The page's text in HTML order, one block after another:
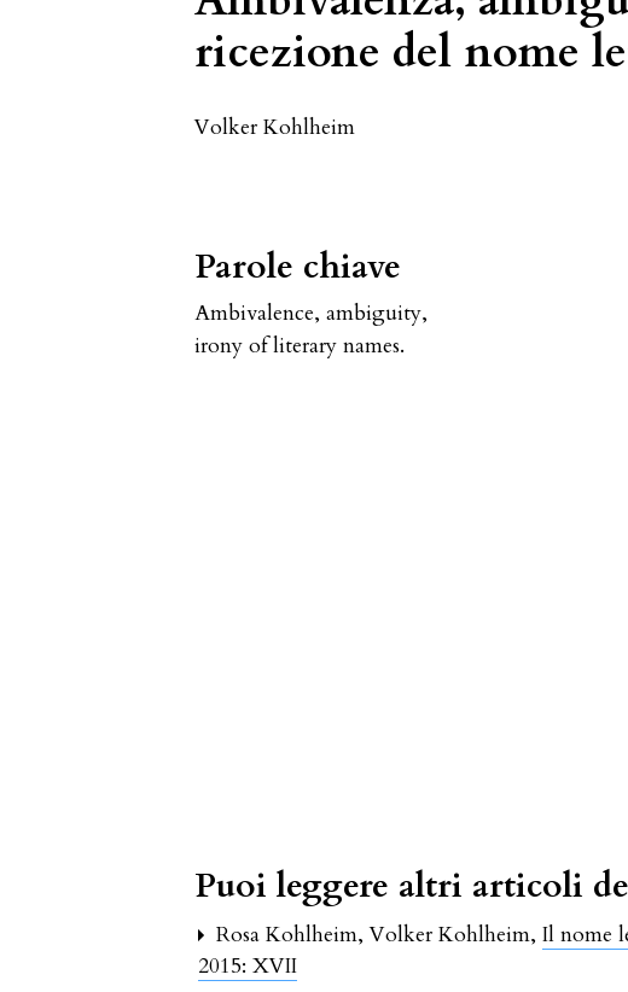
ricezione del nome
Volker Kohlheim
Parole chiave
Ambivalence, ambiguity,
irony of literary names.
Puoi leggere altri articoli
Rosa Kohlheim, Volker Kohlheim,Il nome
2015: XVII